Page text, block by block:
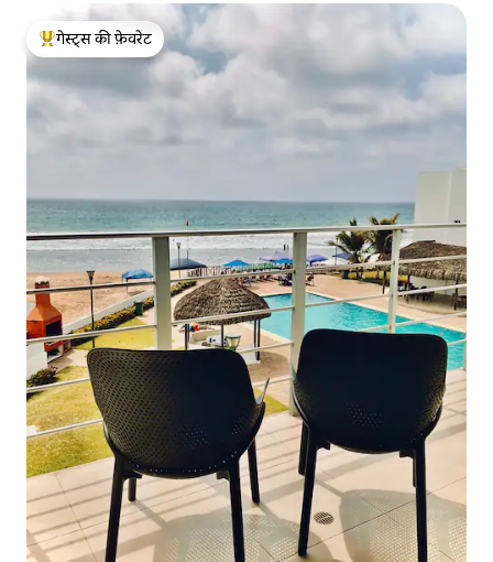
गेस्ट्स का टॉप फ़ेवरेट
गेस्ट्स की फ़ेवरेट